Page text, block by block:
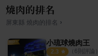
燒肉的排名
屏東縣 燒肉的排名 ›
小琉球燒肉王
2.3 （ 6則評論）